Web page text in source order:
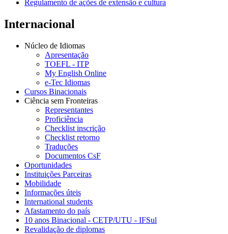
Regulamento de ações de extensão e cultura
Internacional
Núcleo de Idiomas
Apresentação
TOEFL - ITP
My English Online
e-Tec Idiomas
Cursos Binacionais
Ciência sem Fronteiras
Representantes
Proficiência
Checklist inscrição
Checklist retorno
Traduções
Documentos CsF
Oportunidades
Instituições Parceiras
Mobilidade
Informações úteis
International students
Afastamento do país
10 anos Binacional - CETP/UTU - IFSul
Revalidação de diplomas